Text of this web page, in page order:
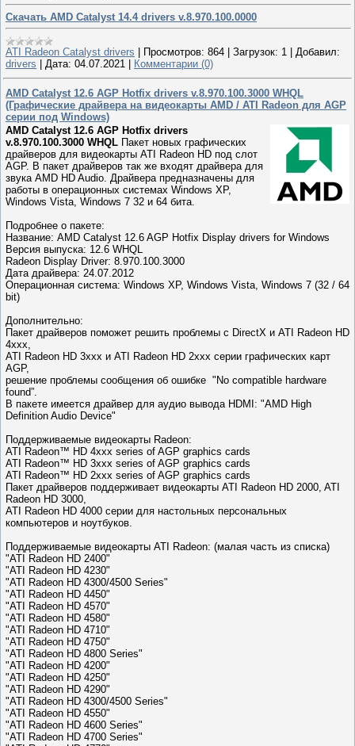
Скачать AMD Catalyst 14.4 drivers v.8.970.100.0000
ATI Radeon Catalyst drivers Просмотров: 864 Загрузок: 1
Добавил:
drivers
Дата: 04.07.2021 Комментарии (0)
AMD Catalyst 12.6 AGP Hotfix drivers v.8.970.100.3000 WHQL
(Графические драйвера на видеокарты AMD / ATI Radeon для AGP
серии под Windows)
AMD Catalyst 12.6 AGP Hotfix drivers
v.8.970.100.3000 WHQL Пакет новых графических
драйверов для видеокарты ATI Radeon HD под слот
AGP. В пакет драйверов так же входят драйвера для
звука AMD HD Audio. Драйвера предназначены для
работы в операционных системах Windows XP,
Windows Vista, Windows 7 32 и 64 бита.
Подробнее о пакете:
Название: AMD Catalyst 12.6 AGP Hotfix Display drivers for Windows
Версия выпуска: 12.6 WHQL
Radeon Display Driver: 8.970.100.3000
Дата драйвера: 24.07.2012
Операционная система: Windows XP, Windows Vista, Windows 7 (32 / 64
bit)
Дополнительно:
Пакет драйверов поможет решить проблемы с DirectX и ATI Radeon HD
4xxx,
ATI Radeon HD 3xxx и ATI Radeon HD 2xxx серии графических карт
AGP,
решение проблемы сообщения об ошибке "No compatible hardware
found”.
В пакете имеется драйвер для аудио вывода HDMI: "AMD High
Definition Audio Device"
Поддерживаемые видеокарты Radeon:
ATI Radeon™ HD 4xxx series of AGP graphics cards
ATI Radeon™ HD 3xxx series of AGP graphics cards
ATI Radeon™ HD 2xxx series of AGP graphics cards
Пакет драйверов поддерживает видеокарты ATI Radeon HD 2000, ATI
Radeon HD 3000,
ATI Radeon HD 4000 серии для настольных персональных
компьютеров и ноутбуков.
Поддерживаемые видеокарты ATI Radeon: (малая часть из списка)
"ATI Radeon HD 2400"
"ATI Radeon HD 4230"
"ATI Radeon HD 4300/4500 Series"
"ATI Radeon HD 4450"
"ATI Radeon HD 4570"
"ATI Radeon HD 4580"
"ATI Radeon HD 4710"
"ATI Radeon HD 4750"
"ATI Radeon HD 4800 Series"
"ATI Radeon HD 4200"
"ATI Radeon HD 4250"
"ATI Radeon HD 4290"
"ATI Radeon HD 4300/4500 Series"
"ATI Radeon HD 4550"
"ATI Radeon HD 4600 Series"
"ATI Radeon HD 4700 Series"